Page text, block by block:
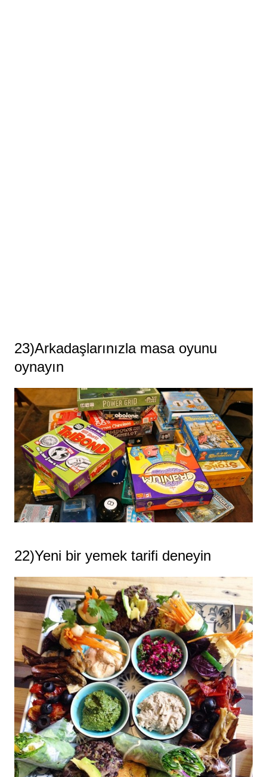
23)Arkadaşlarınızla masa oyunu
oynayın
22)Yeni bir yemek tarifi deneyin